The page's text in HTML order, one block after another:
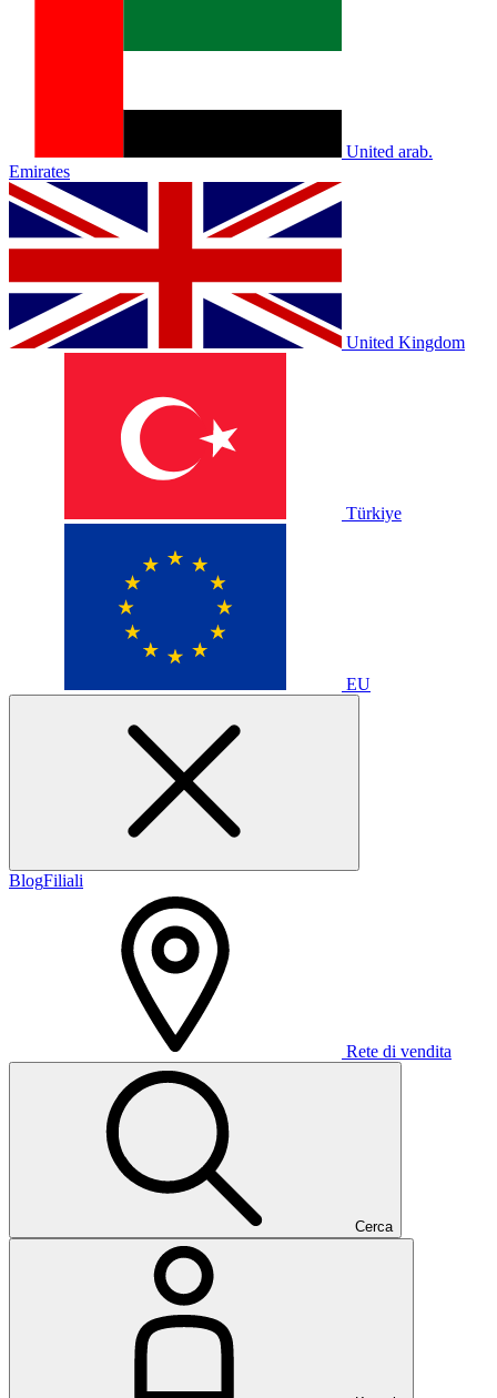
United arab.
Emirates
United Kingdom
Türkiye
EU
BlogFiliali
Rete di vendita
Cerca